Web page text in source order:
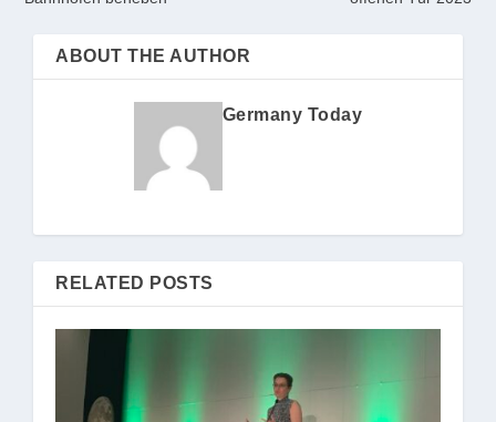
ABOUT THE AUTHOR
Germany Today
RELATED POSTS